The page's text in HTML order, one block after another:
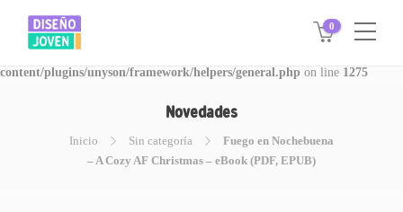
Warning: Invalid argument supplied for foreach() in
/www/disegnojoven.com.ar/htdocs/wp-
content/plugins/unyson/framework/helpers/general.php on line 1275
0
Novedades
Inicio Sin categoría
Fuego en Nochebuena
– A Cozy AF Christmas – eBook (PDF, EPUB)